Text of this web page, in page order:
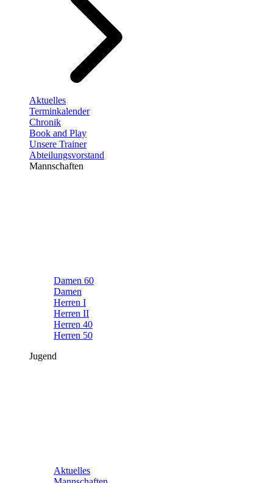
Aktuelles
Terminkalender
Chronik
Book and Play
Unsere Trainer
Abteilungsvorstand
Mannschaften
Damen 60
Damen
Herren I
Herren II
Herren 40
Herren 50
Jugend
Aktuelles